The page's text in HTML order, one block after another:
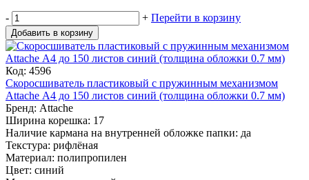
- + Перейти в корзину
Добавить в корзину
Код: 4596
Скоросшиватель пластиковый с пружинным механизмом
Attache А4 до 150 листов синий (толщина обложки 0.7 мм)
Бренд: Attache
Ширина корешка: 17
Наличие кармана на внутренней обложке папки: да
Текстура: рифлёная
Материал: полипропилен
Цвет: синий